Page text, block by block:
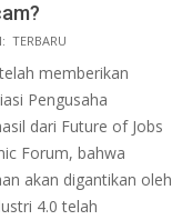
TERBARU
memberikan
Pengusaha
dari Future of Jobs
Forum, bahwa
akan digantikan oleh
4.0 telah